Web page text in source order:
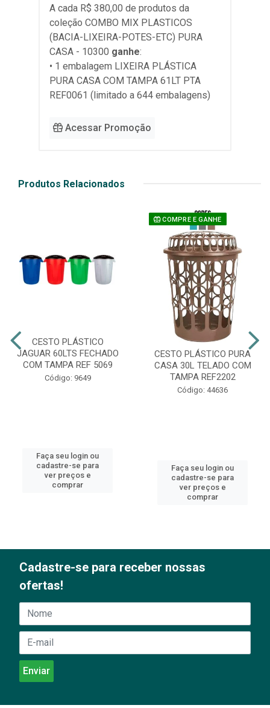
A cada R$ 380,00 de produtos da
coleção COMBO MIX PLASTICOS
(BACIA-LIXEIRA-POTES-ETC) PURA
CASA - 10300 ganhe:
• 1 embalagem LIXEIRA PLÁSTICA
PURA CASA COM TAMPA 61LT PTA
REF0061 (limitado a 644 embalagens)
Acessar Promoção
Produtos Relacionados
CESTO PLÁSTICO
JAGUAR 60LTS FECHADO
COM TAMPA REF 5069
Código: 9649
Faça seu login ou
cadastre-se para
ver preços e
comprar
COMPRE E GANHE
CESTO PLÁSTICO PURA
CASA 30L TELADO COM
TAMPA REF2202
Código: 44636
Faça seu login ou
cadastre-se para
ver preços e
comprar
Cadastre-se para receber nossas
ofertas!